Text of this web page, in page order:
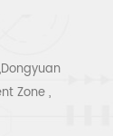
Zone ,